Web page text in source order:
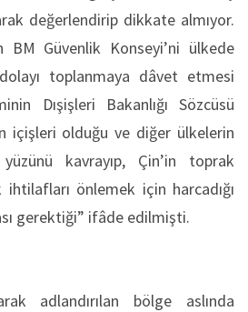
değerlendirip dikkate almıyor.
BM Güvenlik Konseyi’ni ülkede
toplanmaya dâvet etmesi
Dışişleri Bakanlığı Sözcüsü
içişleri olduğu ve diğer ülkelerin
kavrayıp, Çin’in toprak
önlemek için harcadığı
gerektiği” ifâde edilmişti.
adlandırılan bölge aslında